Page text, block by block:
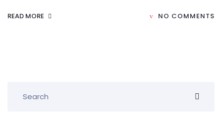
READ MORE NO COMMENTS